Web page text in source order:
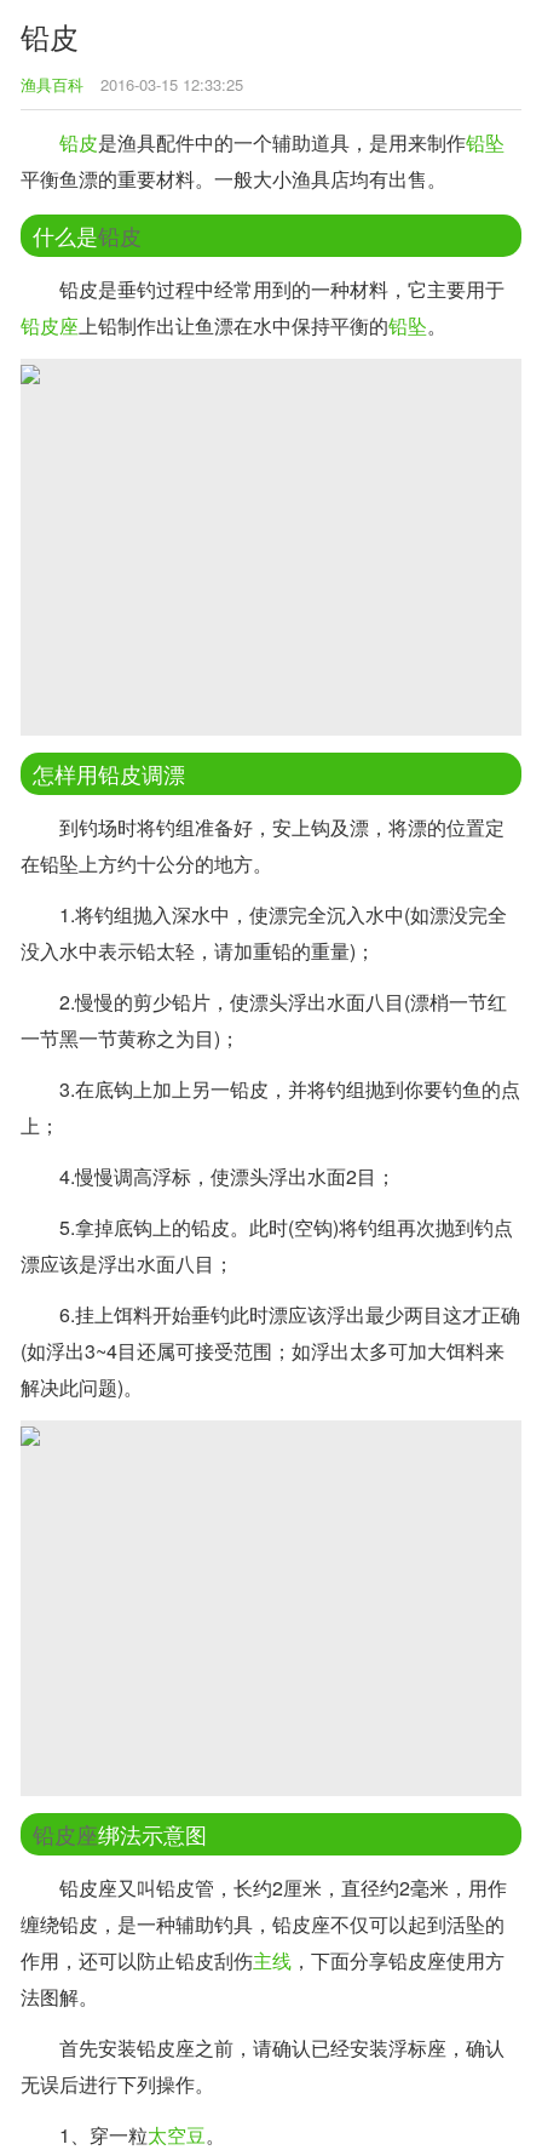
铅皮
渔具百科 2016-03-15 12:33:25
铅皮是渔具配件中的一个辅助道具，是用来制作铅坠
平衡鱼漂的重要材料。一般大小渔具店均有出售。
什么是铅皮
铅皮是垂钓过程中经常用到的一种材料，它主要用于
铅皮座上铅制作出让鱼漂在水中保持平衡的铅坠。
怎样用铅皮调漂
到钓场时将钓组准备好，安上钩及漂，将漂的位置定
在铅坠上方约十公分的地方。
1.将钓组抛入深水中，使漂完全沉入水中(如漂没完全
没入水中表示铅太轻，请加重铅的重量)；
2.慢慢的剪少铅片，使漂头浮出水面八目(漂梢一节红
一节黑一节黄称之为目)；
3.在底钩上加上另一铅皮，并将钓组抛到你要钓鱼的点
上；
4.慢慢调高浮标，使漂头浮出水面2目；
5.拿掉底钩上的铅皮。此时(空钩)将钓组再次抛到钓点
漂应该是浮出水面八目；
6.挂上饵料开始垂钓此时漂应该浮出最少两目这才正确
(如浮出3~4目还属可接受范围；如浮出太多可加大饵料来
解决此问题)。
铅皮座绑法示意图
铅皮座又叫铅皮管，长约2厘米，直径约2毫米，用作
缠绕铅皮，是一种辅助钓具，铅皮座不仅可以起到活坠的
作用，还可以防止铅皮刮伤主线 ，下面分享铅皮座使用方
法图解。
首先安装铅皮座之前，请确认已经安装浮标座，确认
无误后进行下列操作。
1、穿一粒太空豆。